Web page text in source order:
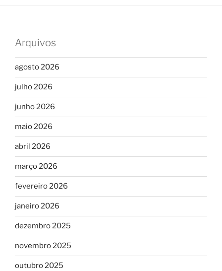
Arquivos
agosto 2026
julho 2026
junho 2026
maio 2026
abril 2026
março 2026
fevereiro 2026
janeiro 2026
dezembro 2025
novembro 2025
outubro 2025